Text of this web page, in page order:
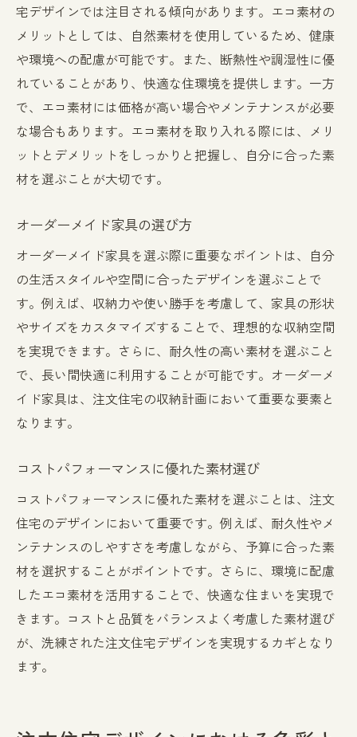
宅デザインでは注目される傾向があります。エコ素材の
メリットとしては、自然素材を使用しているため、健康
や環境への配慮が可能です。また、断熱性や調湿性に優
れていることがあり、快適な住環境を提供します。一方
で、エコ素材には価格が高い場合やメンテナンスが必要
な場合もあります。エコ素材を取り入れる際には、メリ
ットとデメリットをしっかりと把握し、自分に合った素
材を選ぶことが大切です。
オーダーメイド家具の選び方
オーダーメイド家具を選ぶ際に重要なポイントは、自分
の生活スタイルや空間に合ったデザインを選ぶことで
す。例えば、収納力や使い勝手を考慮して、家具の形状
やサイズをカスタマイズすることで、理想的な収納空間
を実現できます。さらに、耐久性の高い素材を選ぶこと
で、長い間快適に利用することが可能です。オーダーメ
イド家具は、注文住宅の収納計画において重要な要素と
なります。
コストパフォーマンスに優れた素材選び
コストパフォーマンスに優れた素材を選ぶことは、注文
住宅のデザインにおいて重要です。例えば、耐久性やメ
ンテナンスのしやすさを考慮しながら、予算に合った素
材を選択することがポイントです。さらに、環境に配慮
したエコ素材を活用することで、快適な住まいを実現で
きます。コストと品質をバランスよく考慮した素材選び
が、洗練された注文住宅デザインを実現するカギとなり
ます。